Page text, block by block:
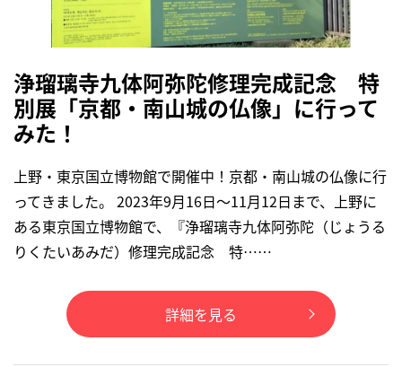
浄瑠璃寺九体阿弥陀修理完成記念 特
別展「京都・南山城の仏像」に行って
みた！
上野・東京国立博物館で開催中！京都・南山城の仏像に行
ってきました。 2023年9月16日〜11月12日まで、上野に
ある東京国立博物館で、『浄瑠璃寺九体阿弥陀（じょうる
りくたいあみだ）修理完成記念 特……
詳細を見る